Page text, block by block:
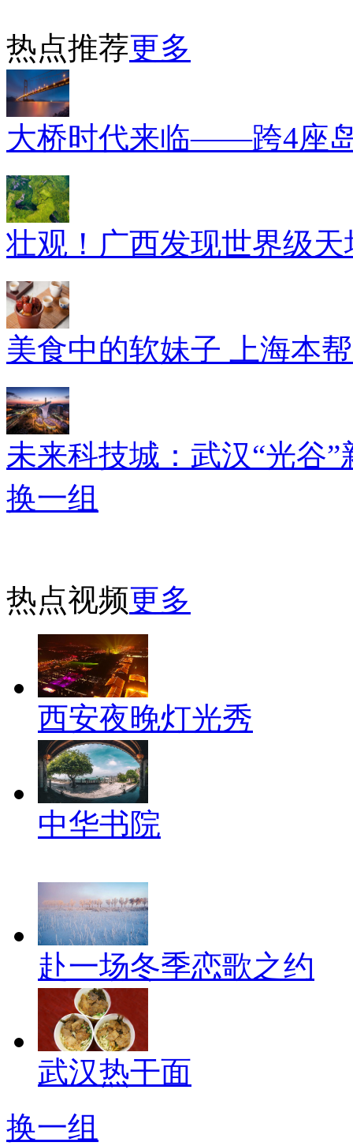
热点推荐更多
大桥时代来临——跨4座
壮观！广西发现世界级
美食中的软妹子 上海本
未来科技城：武汉“光谷”
换一组
热点视频更多
西安夜晚灯光秀
中华书院
赴一场冬季恋歌之约
武汉热干面
换一组